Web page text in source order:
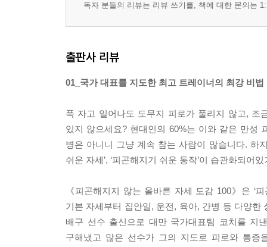
독자 분들의 리뷰는 리뷰 쓰기를, 책에 대한 문의는
출판사 리뷰
01_국가 대표를 지도한 최고 트레이너의 최강 비법
푹 자고 일어나도 도무지 피로가 풀리지 않고,
있지 않으세요? 현대인의 60%는 이와 같은 만성
병은 아니니 그냥 계속 참는 사람이 많습니다. 하
쉬운 자세’, ‘피곤해지기 쉬운 동작’이 습관화되어
《피곤해지지 않는 올바른 자세 도감 100》은 ‘
기본 자세부터 집안일, 운전, 육아, 간병 등 다양
배구 선수 출신으로 대만 국가대표팀 코치를 지
구해냈고 많은 선수가 그의 지도로 피로와 통증